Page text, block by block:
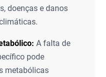
doenças e danos
A falta de
pode
metabólicas